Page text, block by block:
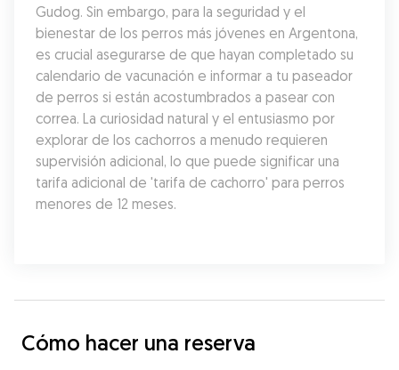
Gudog. Sin embargo, para la seguridad y el
bienestar de los perros más jóvenes en Argentona,
es crucial asegurarse de que hayan completado su
calendario de vacunación e informar a tu paseador
de perros si están acostumbrados a pasear con
correa. La curiosidad natural y el entusiasmo por
explorar de los cachorros a menudo requieren
supervisión adicional, lo que puede significar una
tarifa adicional de 'tarifa de cachorro' para perros
menores de 12 meses.
Cómo hacer una reserva